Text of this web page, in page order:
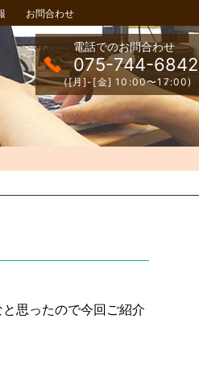
お問合わせ
電話でのお問合わせ
075-744-6842
([月]-[金] 10:00〜17:00)
思ったので今回ご紹介